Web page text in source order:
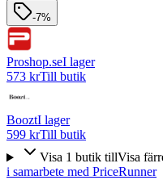
-7%
Proshop.seI lager
573 krTill butik
BooztI lager
599 krTill butik
Visa 1 butik tillVisa
i samarbete med PriceRunner